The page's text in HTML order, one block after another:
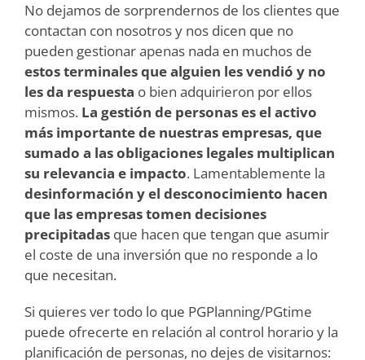
No dejamos de sorprendernos de los clientes que
contactan con nosotros y nos dicen que no
pueden gestionar apenas nada en muchos de
estos terminales que alguien les vendió y no
les da respuesta o bien adquirieron por ellos
mismos. La gestión de personas es el activo
más importante de nuestras empresas, que
sumado a las obligaciones legales multiplican
su relevancia e impacto. Lamentablemente la
desinformación y el desconocimiento hacen
que las empresas tomen decisiones
precipitadas que hacen que tengan que asumir
el coste de una inversión que no responde a lo
que necesitan.
Si quieres ver todo lo que PGPlanning/PGtime
puede ofrecerte en relación al control horario y la
planificación de personas, no dejes de visitarnos: